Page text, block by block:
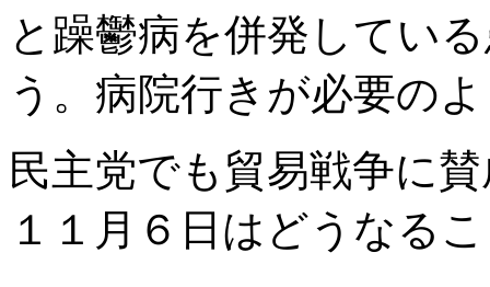
と躁鬱病を併発してい
う。病院行きが必要の
民主党でも貿易戦争に
１１月６日はどうなる